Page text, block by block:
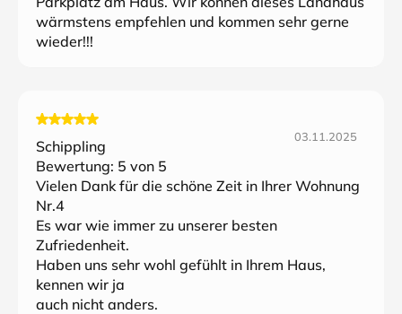
wärmstens empfehlen und kommen sehr gerne
wieder!!!
Schippling
03.11.2025
Bewertung: 5 von 5
Vielen Dank für die schöne Zeit in Ihrer Wohnung
Nr.4
Es war wie immer zu unserer besten
Zufriedenheit.
Haben uns sehr wohl gefühlt in Ihrem Haus,
kennen wir ja
auch nicht anders.